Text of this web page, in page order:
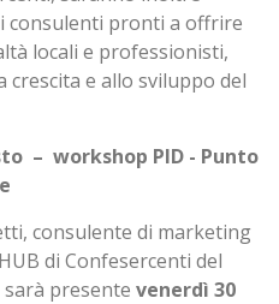
consulenti pronti a offrire
locali e professionisti,
crescita e allo sviluppo del
– workshop PID - Punto
consulente di marketing
di Confesercenti del
presente venerdì 30